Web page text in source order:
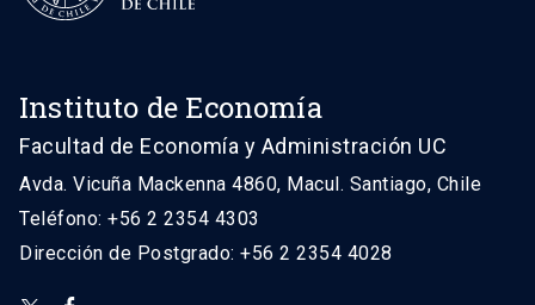
Instituto de Economía
Facultad de Economía y Administración UC
Avda. Vicuña Mackenna 4860, Macul. Santiago, Chile
Teléfono: +56 2 2354 4303
Dirección de Postgrado: +56 2 2354 4028